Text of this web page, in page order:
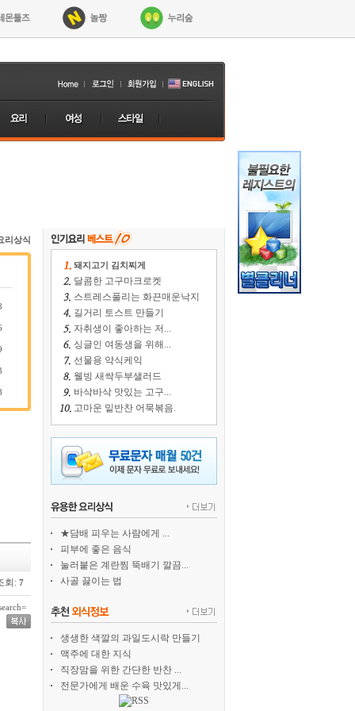
리상식
회: 7
돼지고기 김치찌게
달콤한 고구마크로켓
스트레스풀리는 화끈매운낙지
길거리 토스트 만들기
자취생이 좋아하는 저...
싱글인 여동생을 위해...
선물용 약식케익
웰빙 새싹두부샐러드
바삭바삭 맛있는 고구...
고마운 밑반찬 어묵볶음.
★담배 피우는 사람에게 ...
피부에 좋은 음식
눌러붙은 계란찜 뚝배기 깔끔...
사골 끓이는 법
생생한 색깔의 과일도시락 만들기
맥주에 대한 지식
직장맘을 위한 간단한 반찬 ...
전문가에게 배운 수육 맛있게...